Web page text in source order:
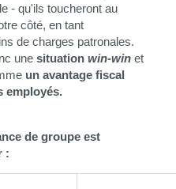
- qu'ils toucheront au
côté, en tant
de charges patronales.
une situation win-win et
un avantage fiscal
employés.
de groupe est
:​